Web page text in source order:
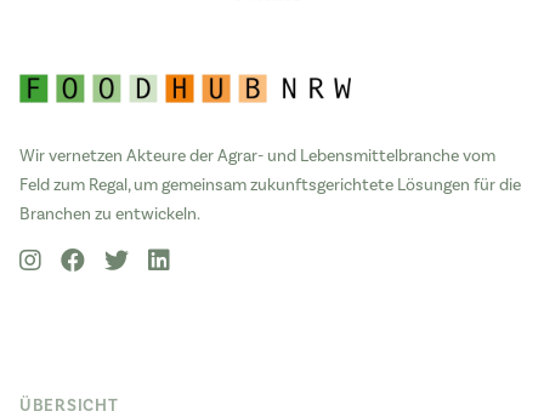
Wir vernetzen Akteure der Agrar- und Lebensmittelbranche vom
Feld zum Regal, um gemeinsam zukunftsgerichtete Lösungen für die
Branchen zu entwickeln.
ÜBERSICHT